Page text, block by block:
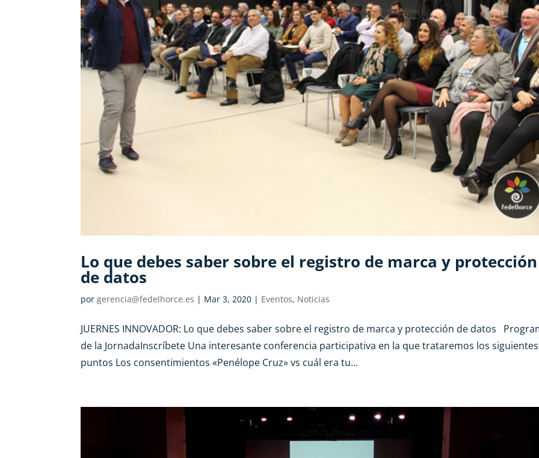
Lo que debes saber sobre el registro de marca y protección
de datos
porgerencia@fedelhorce.es | Mar 3, 2020 | Eventos, Noticias
JUERNES INNOVADOR: Lo que debes saber sobre el registro de marca y protección de datos
de la JornadaInscríbete Una interesante conferencia participativa en la que trataremos los siguientes
puntos Los consentimientos «Penélope Cruz» vs cuál era tu...